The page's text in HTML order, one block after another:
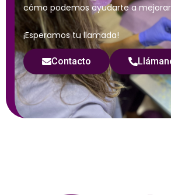
cómo podemos ayudarte a
¡Esperamos tu llamada!
Contacto